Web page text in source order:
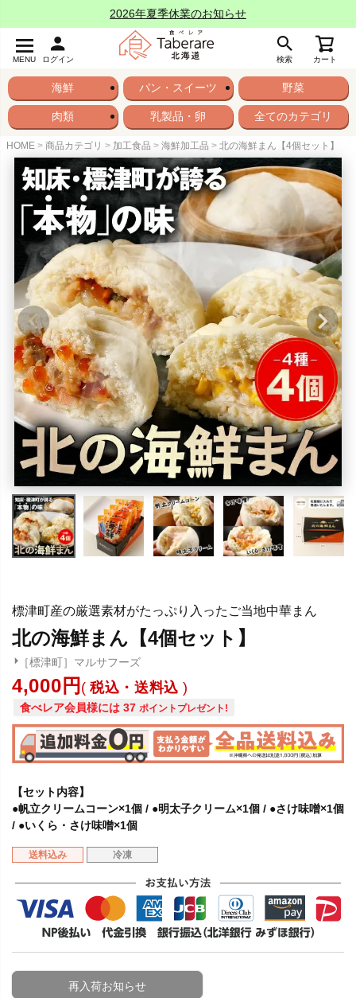
2026年夏季休業のお知らせ
MENU ログイン 検索 カート
海鮮 パン・スイーツ 野菜
肉類 乳製品・卵 全てのカテゴリ
HOME 商品カテゴリ 加工食品 海鮮加工品 北の海鮮まん【4個セット】
標津町産の厳選素材がたっぷり入ったご当地中華まん
北の海鮮まん【4個セット】
［標津町］マルサフーズ
4,000 税込・送料込
食べレア会員様には 37 ポイントプレゼント!
【セット内容】
●帆立クリームコーン×1個 / ●明太子クリーム×1個 / ●さけ味噌×1個
/ ●いくら・さけ味噌×1個
送料込み 冷凍
再入荷お知らせ